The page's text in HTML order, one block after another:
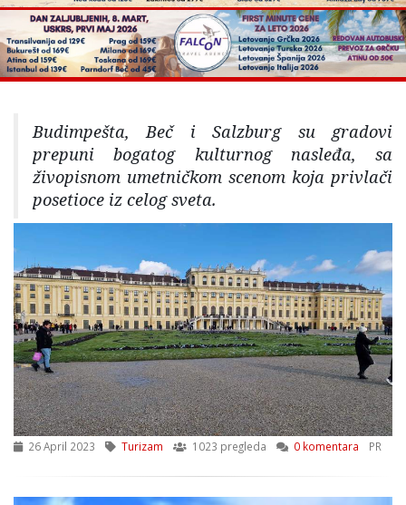
Budimpešta, Beč i Salzburg su gradovi
prepuni bogatog kulturnog nasleđa, sa
živopisnom umetničkom scenom koja privlači
posetioce iz celog sveta.
26 April 2023 Turizam 1023 pregleda 0 komentara PR